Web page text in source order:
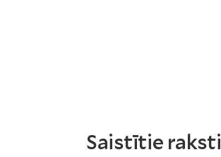
Saistītie raksti